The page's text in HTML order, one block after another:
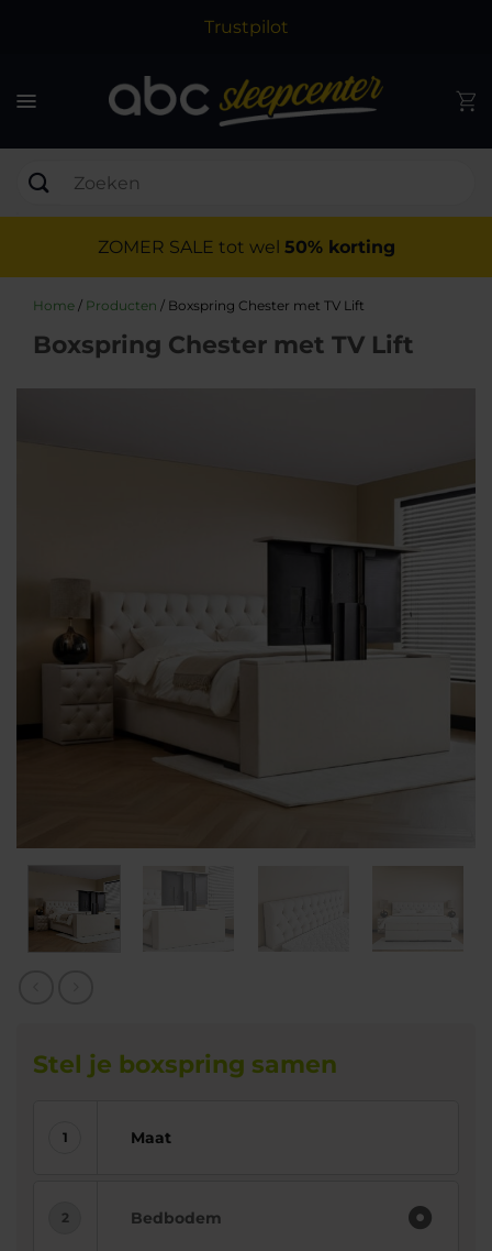
Trustpilot
ZOMER SALE tot wel 50% korting
Home / Producten / Boxspring Chester met TV Lift
Boxspring Chester met TV Lift
Stel je boxspring samen
Maat
Bedbodem